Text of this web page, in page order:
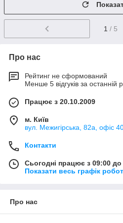
1 / 5
Про нас
Рейтинг не сформований
Менше 5 відгуків за останній
Працює з 20.10.2009
м. Київ
вул. Межигірська, 82а, офіс
Контакти
Сьогодні працює з 09:00 до
Показати весь графік
Про нас